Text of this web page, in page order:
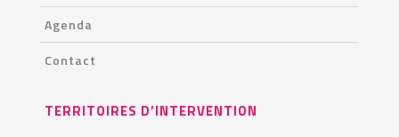
Agenda
Contact
TERRITOIRES D’INTERVENTION